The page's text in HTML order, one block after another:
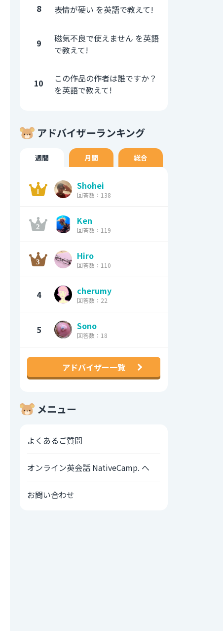
8 表情が硬い を英語で教えて!
9
磁気不良で使えません を英語
で教えて!
10
この作品の作者は誰ですか？
を英語で教えて!
アドバイザーランキング
週間 月間 総合
Shohei
回答数：138
Ken
回答数：119
Hiro
回答数：110
4 cherumy
回答数：22
5 Sono
回答数：18
アドバイザー一覧
メニュー
よくあるご質問
オンライン英会話 NativeCamp. へ
お問い合わせ